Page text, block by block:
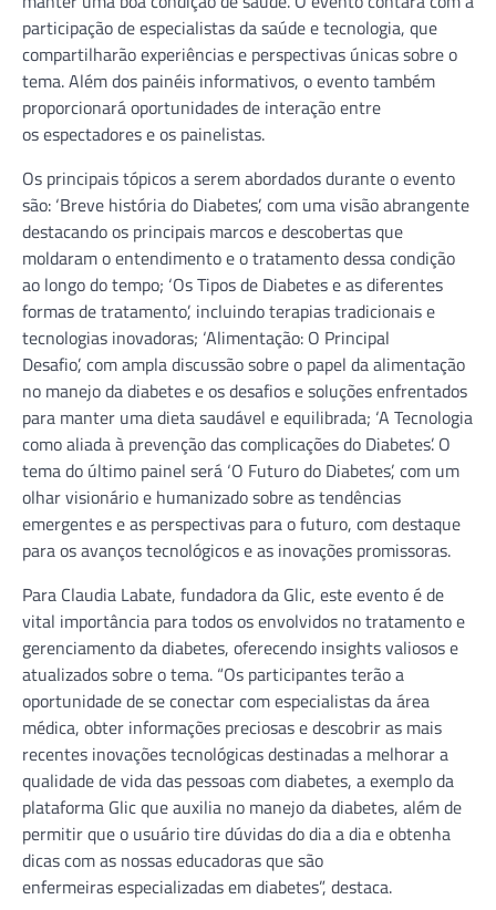
participação de especialistas da saúde e tecnologia, que
compartilharão experiências e perspectivas únicas sobre o
tema. Além dos painéis informativos, o evento também
proporcionará oportunidades de interação entre
os espectadores e os painelistas.
Os principais tópicos a serem abordados durante o evento
são: ‘Breve história do Diabetes’, com uma visão abrangente
destacando os principais marcos e descobertas que
moldaram o entendimento e o tratamento dessa condição
ao longo do tempo; ‘Os Tipos de Diabetes e as diferentes
formas de tratamento’, incluindo terapias tradicionais e
tecnologias inovadoras; ‘Alimentação: O Principal
Desafio’, com ampla discussão sobre o papel da alimentação
no manejo da diabetes e os desafios e soluções enfrentados
para manter uma dieta saudável e equilibrada; ‘A Tecnologia
como aliada à prevenção das complicações do Diabetes’. O
tema do último painel será ‘O Futuro do Diabetes’, com um
olhar visionário e humanizado sobre as tendências
emergentes e as perspectivas para o futuro, com destaque
para os avanços tecnológicos e as inovações promissoras.
Para Claudia Labate, fundadora da Glic, este evento é de
vital importância para todos os envolvidos no tratamento e
gerenciamento da diabetes, oferecendo insights valiosos e
atualizados sobre o tema. “Os participantes terão a
oportunidade de se conectar com especialistas da área
médica, obter informações preciosas e descobrir as mais
recentes inovações tecnológicas destinadas a melhorar a
qualidade de vida das pessoas com diabetes, a exemplo da
plataforma Glic que auxilia no manejo da diabetes, além de
permitir que o usuário tire dúvidas do dia a dia e obtenha
dicas com as nossas educadoras que são
enfermeiras especializadas em diabetes”, destaca.